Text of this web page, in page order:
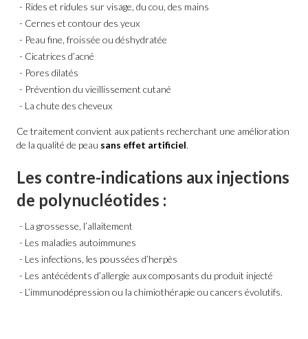
Rides et ridules sur visage, du cou, des mains
Cernes et contour des yeux
Peau fine, froissée ou déshydratée
Cicatrices d’acné
Pores dilatés
Prévention du vieillissement cutané
La chute des cheveux
Ce traitement convient aux patients recherchant une amélioration
de la qualité de peau sans effet artificiel.
Les contre-indications aux injections
de polynucléotides :
La grossesse, l’allaitement
Les maladies autoimmunes
Les infections, les poussées d’herpès
Les antécédents d’allergie aux composants du produit injecté
L’immunodépression ou la chimiothérapie ou cancers évolutifs.